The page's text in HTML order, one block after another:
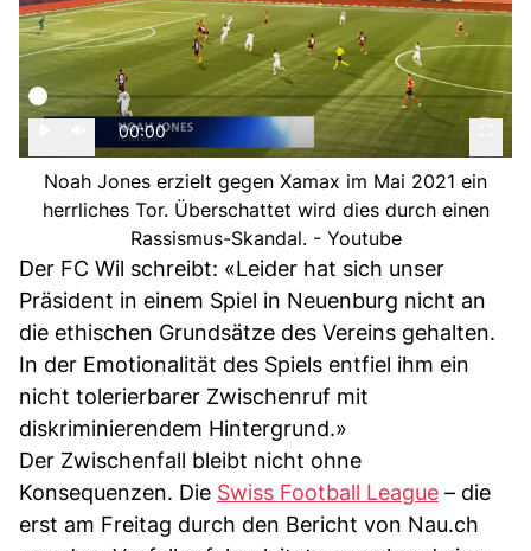
00:00
Noah Jones erzielt gegen Xamax im Mai 2021 ein
herrliches Tor. Überschattet wird dies durch einen
Rassismus-Skandal. - Youtube
Der FC Wil schreibt: «Leider hat sich unser
Präsident in einem Spiel in Neuenburg nicht an
die ethischen Grundsätze des Vereins gehalten.
In der Emotionalität des Spiels entfiel ihm ein
nicht tolerierbarer Zwischenruf mit
diskriminierendem Hintergrund.»
Der Zwischenfall bleibt nicht ohne
Konsequenzen. Die Swiss Football League – die
erst am Freitag durch den Bericht von Nau.ch